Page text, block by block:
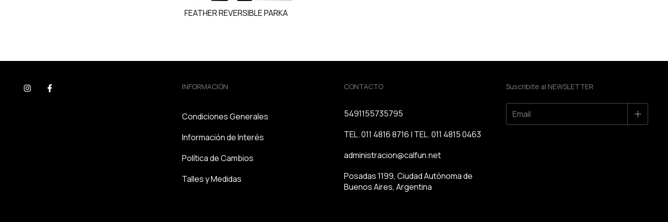
FEATHER REVERSIBLE PARKA
INFORMACIÓN
Condiciones Generales
Información de Interés
Política de Cambios
Talles y Medidas
CONTACTO
5491155735795
TEL. 011 4816 8716 | TEL. 011 4815 0463
administracion@calfun.net
Posadas 1199, Ciudad Autónoma de
Buenos Aires, Argentina
Suscribite al NEWSLETTER